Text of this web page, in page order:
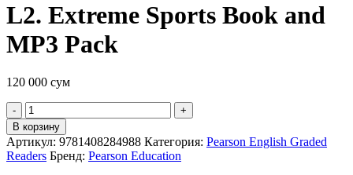
L2. Extreme Sports Book and
MP3 Pack
120 000 сум
Quantity
В корзину
Артикул: 9781408284988 Категория: Pearson English Graded
Readers Бренд: Pearson Education